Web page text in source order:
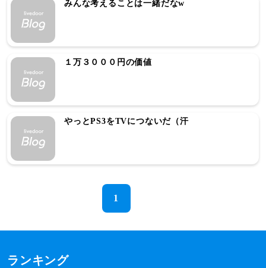
みんな考えることは一緒だなw
１万３０００円の価値
やっとPS3をTVにつないだ（汗
1
ランキング